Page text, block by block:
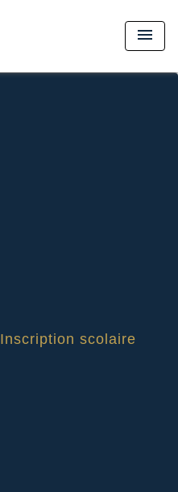
menu
Inscription scolaire